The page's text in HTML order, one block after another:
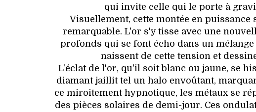
qui invite celle qui le porte à
Visuellement, cette montée en
remarquable. L'or s'y tisse avec une
profonds qui se font écho dans un
naissent de cette tension et
L'éclat de l'or, qu'il soit blanc ou jaune, se
diamant jaillit tel un halo envoûtant,
ce miroitement hypnotique, les métaux se
des pièces solaires de demi-jour. Ces